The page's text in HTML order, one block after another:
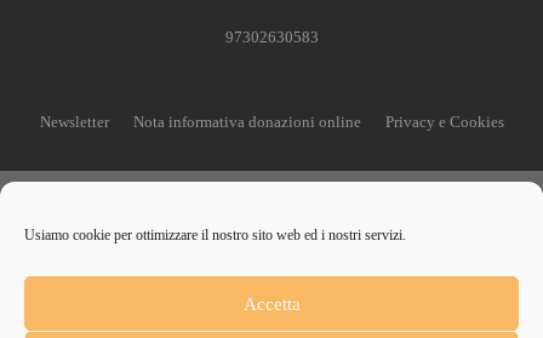
Usiamo cookie per ottimizzare il nostro sito web ed i nostri servizi.
Accetta
97302630583
Newsletter Nota informativa donazioni online Privacy e Cookies
CONTRIBUISCI ANCHE